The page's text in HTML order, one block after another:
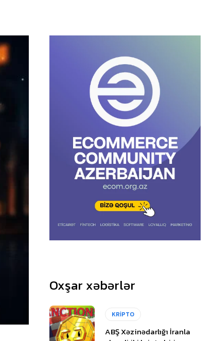
Oxşar xəbərlər
KRİPTO
ABŞ Xəzinədarlığı İranla